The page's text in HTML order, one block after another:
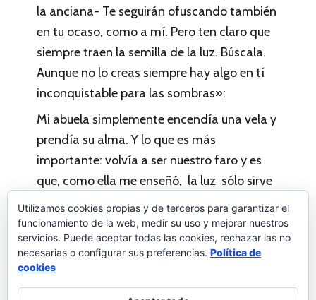
la anciana- Te seguirán ofuscando también
en tu ocaso, como a mí. Pero ten claro que
siempre traen la semilla de la luz. Búscala.
Aunque no lo creas siempre hay algo en tí
inconquistable para las sombras»:
Mi abuela simplemente encendía una vela y
prendía su alma. Y lo que es más
importante: volvía a ser nuestro faro y es
que, como ella me enseñó, la luz sólo sirve
si ilumina los caminos de los demás.
Palabras a la vida
Utilizamos cookies propias y de terceros para garantizar el
funcionamiento de la web, medir su uso y mejorar nuestros
servicios. Puede aceptar todas las cookies, rechazar las no
necesarias o configurar sus preferencias. Política de
cookies